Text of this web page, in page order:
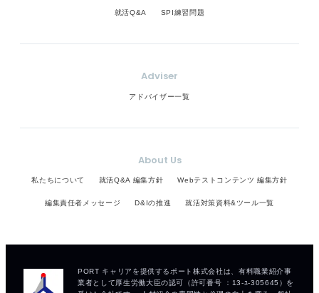
就活Q&A SPI練習問題
Adviser
アドバイザー一覧
About Us
私たちについて 就活Q&A 編集方針 Webテストコンテンツ 編集方針
編集責任者メッセージ D&Iの推進 就活対策資料&ツール一覧